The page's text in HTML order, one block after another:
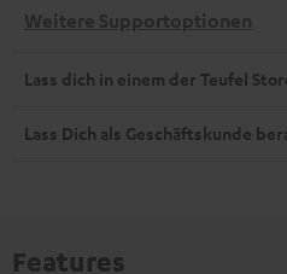
Weitere Supportoptionen
Lass dich in einem der Teufel
Lass Dich als Geschäftskunde
Features